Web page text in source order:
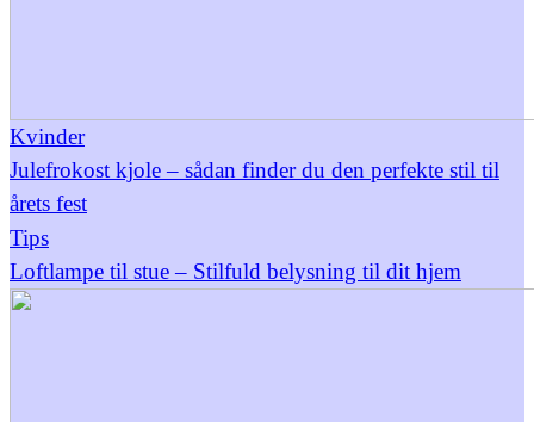
Kvinder
Julefrokost kjole – sådan finder du den perfekte stil til
årets fest
Tips
Loftlampe til stue – Stilfuld belysning til dit hjem